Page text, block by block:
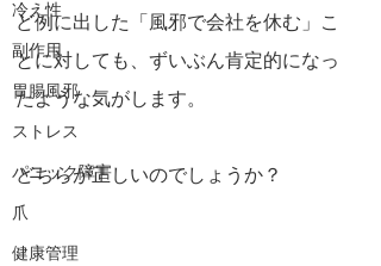
冷え性
副作用
胃腸風邪
ストレス
パニック障害
爪
健康管理
ど例に出した「風邪で会社を休む」こ
とに対しても、ずいぶん肯定的になっ
たような気がします。
どちらが正しいのでしょうか？